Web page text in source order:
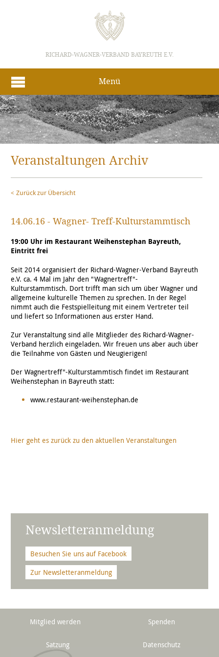
RICHARD-WAGNER-VERBAND BAYREUTH E.V.
Menü
Veranstaltungen Archiv
Zurück zur Übersicht
14.06.16 - Wagner- Treff-Kulturstammtisch
19:00 Uhr im Restaurant Weihenstephan Bayreuth,
Eintritt frei
Seit 2014 organisiert der Richard-Wagner-Verband Bayreuth
e.V. ca. 4 Mal im Jahr den "Wagnertreff"-
Kulturstammtisch. Dort trifft man sich um über Wagner und
allgemeine kulturelle Themen zu sprechen. In der Regel
nimmt auch die Festspielleitung mit einem Vertreter teil
und liefert so Informationen aus erster Hand.
Zur Veranstaltung sind alle Mitglieder des Richard-Wagner-
Verband herzlich eingeladen. Wir freuen uns aber auch über
die Teilnahme von Gästen und Neugierigen!
Der Wagnertreff"-Kulturstammtisch findet im Restaurant
Weihenstephan in Bayreuth statt:
www.restaurant-weihenstephan.de
Hier geht es zurück zu den aktuellen Veranstaltungen
Newsletteranmeldung
Besuchen Sie uns auf Facebook
Zur Newsletteranmeldung
Mitglied werden Spenden
Satzung Datenschutz